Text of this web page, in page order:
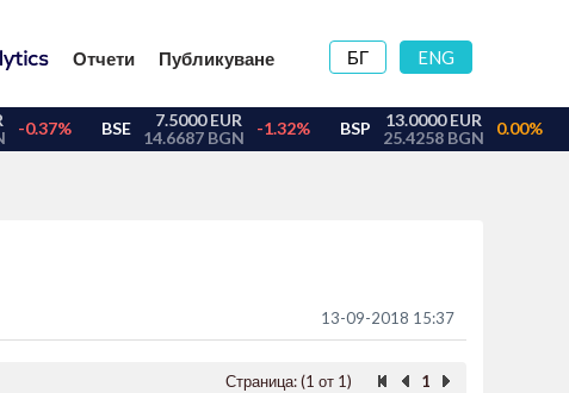
БГ ENG
Отчети Публикуване
13-09-2018 15:37
Страница: (1 от 1) 1